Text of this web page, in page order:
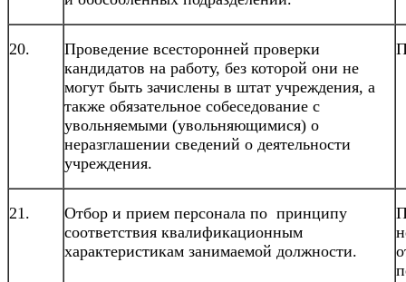
20.
Проведение всесторонней проверки
кандидатов на работу, без которой они не
могут быть зачислены в штат учреждения, а
также обязательное собеседование с
увольняемыми (увольняющимися) о
неразглашении сведений о деятельности
учреждения.
21.
Отбор и прием персонала по принципу
соответствия квалификационным
характеристикам занимаемой должности.